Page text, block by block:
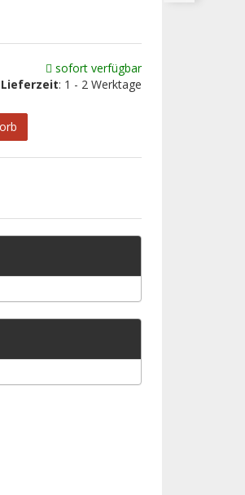
sofort verfügbar
Lieferzeit: 1 - 2 Werktage